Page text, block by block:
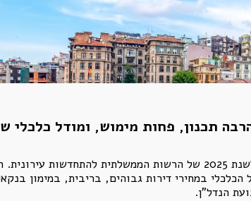
ניתוח מקצועי של דו"ח ההתחדשות העירונית לשנת 2025 של הרשות
הכלכלי במחירי דירות גבוהים, בריבית, במימון
הנדל"ן.